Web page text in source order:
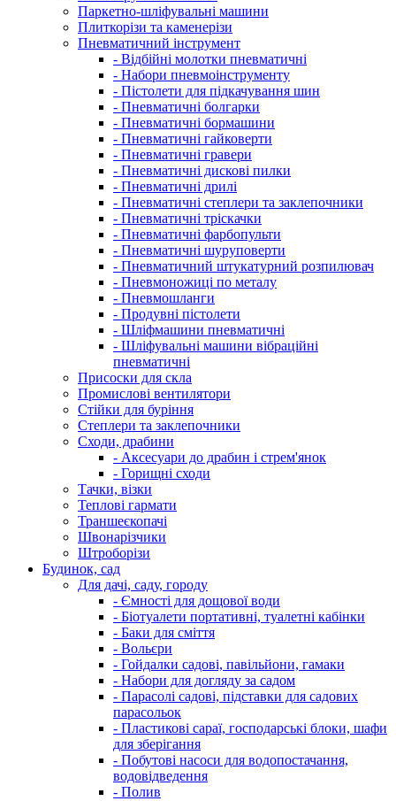
Паркетно-шліфувальні машини
Плиткорізи та каменерізи
Пневматичний інструмент
- Відбійні молотки пневматичні
- Набори пневмоінструменту
- Пістолети для підкачування шин
- Пневматичні болгарки
- Пневматичні бормашини
- Пневматичні гайковерти
- Пневматичні гравери
- Пневматичні дискові пилки
- Пневматичні дрилі
- Пневматичні степлери та заклепочники
- Пневматичні тріскачки
- Пневматичні фарбопульти
- Пневматичні шуруповерти
- Пневматичний штукатурний розпилювач
- Пневмоножиці по металу
- Пневмошланги
- Продувні пістолети
- Шліфмашини пневматичні
- Шліфувальні машини вібраційні
пневматичні
Присоски для скла
Промислові вентилятори
Стійки для буріння
Степлери та заклепочники
Сходи, драбини
- Аксесуари до драбин і стрем'янок
- Горищні сходи
Тачки, візки
Теплові гармати
Траншеєкопачі
Швонарізчики
Штроборізи
Будинок, сад
Для дачі, саду, городу
- Ємності для дощової води
- Біотуалети портативні, туалетні кабінки
- Баки для сміття
- Вольєри
- Гойдалки садові, павільйони, гамаки
- Набори для догляду за садом
- Парасолі садові, підставки для садових
парасольок
- Пластикові сараї, господарські блоки, шафи
для зберігання
- Побутові насоси для водопостачання,
водовідведення
- Полив